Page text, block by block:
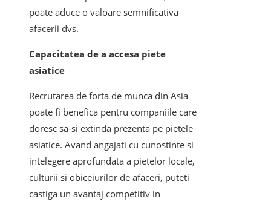
poate aduce o valoare semnificativa
afacerii dvs.
Capacitatea de a accesa piete
asiatice
Recrutarea de forta de munca din Asia
poate fi benefica pentru companiile care
doresc sa-si extinda prezenta pe pietele
asiatice. Avand angajati cu cunostinte si
intelegere aprofundata a pietelor locale,
culturii si obiceiurilor de afaceri, puteti
castiga un avantaj competitiv in